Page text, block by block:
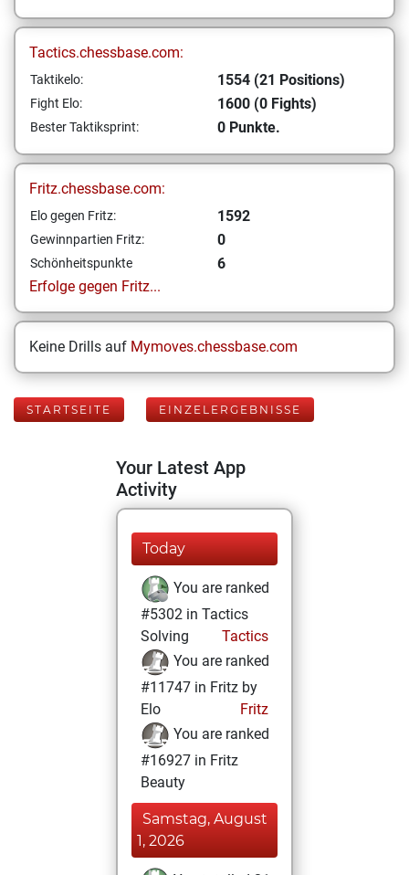
Tactics.chessbase.com:
Taktikelo: 1554 (21 Positions)
Fight Elo: 1600 (0 Fights)
Bester Taktiksprint: 0 Punkte.
Fritz.chessbase.com:
Elo gegen Fritz: 1592
Gewinnpartien Fritz: 0
Schönheitspunkte
6
Erfolge gegen Fritz...
Keine Drills auf Mymoves.chessbase.com
STARTSEITE EINZELERGEBNISSE
Your Latest App
Activity
Today
You are ranked
#5302 in Tactics
Solving
Tactics
You are ranked
#11747 in Fritz by
Elo
Fritz
You are ranked
#16927 in Fritz
Beauty
Samstag, August
1, 2026